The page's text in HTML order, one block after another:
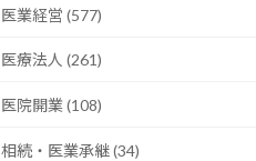
医業経営 (577)
医療法人 (261)
医院開業 (108)
相続・医業承継 (34)